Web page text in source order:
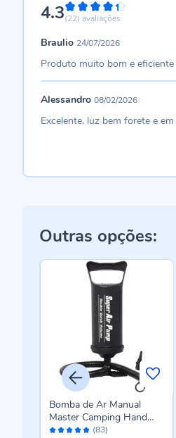
4.386%
(22) avaliações
Braulio 24/07/2026
Produto muito bom e eficiente
Alessandro 08/02/2026
Excelente. luz bem forete e
Outras opções:
Avaliação: (83)
Bomba de Ar Manual
Master Camping Hand
Pump JL29P386N -